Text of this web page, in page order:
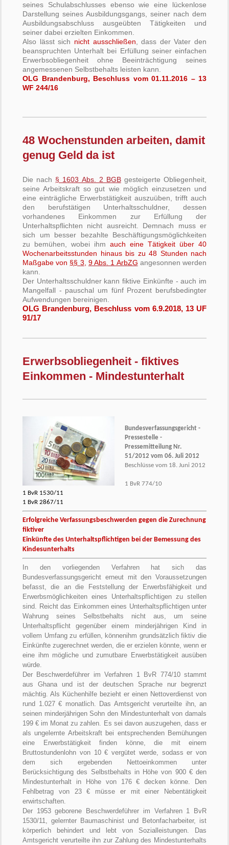
seines Schulabschlusses ebenso wie eine lückenlose
Darstellung seines Ausbildungsgangs, seiner nach dem
Ausbildungsabschluss ausgeübten Tätigkeiten und
seiner dabei erzielten Einkommen.
Also lässt sich nicht ausschließen , dass der Vater den
beanspruchten Unterhalt bei Erfüllung seiner einfachen
Erwerbsobliegenheit ohne Beeinträchtigung seines
angemessenen Selbstbehalts leisten kann.
OLG Brandenburg, Beschluss vom 01.11.2016 – 13
WF 244/16
48 Wochenstunden arbeiten, damit
genug Geld da ist
Die nach § 1603 Abs. 2 BGBgesteigerte Obliegenheit,
seine Arbeitskraft so gut wie möglich einzusetzen und
eine einträgliche Erwerbstätigkeit auszuüben, trifft auch
den berufstätigen Unterhaltsschuldner, dessen
vorhandenes Einkommen zur Erfüllung der
Unterhaltspflichten nicht ausreicht. Demnach muss er
sich um besser bezahlte Beschäftigungsmöglichkeiten
zu bemühen, wobei ihm auch eine Tätigkeit über 40
Wochenarbeitsstunden hinaus bis zu 48 Stunden nach
Maßgabe von §§ 3 9 Abs. 1 ArbZG angesonnen werden
kann.
Der Unterhaltsschuldner kann fiktive Einkünfte - auch im
Mangelfall - pauschal um fünf Prozent berufsbedingter
Aufwendungen bereinigen.
OLG Brandenburg, Beschluss vom 6.9.2018, 13 UF
91/17
Erwerbsobliegenheit - fiktives
Einkommen - Mindestunterhalt
Bundesverfassungsgericht -
Pressestelle -
Pressemitteilung Nr.
51/2012 vom 06. Juli 2012
Beschlüsse vom 18. Juni 2012
1 BvR 774/10
1 BvR 1530/11
1 BvR 2867/11
Erfolgreiche Verfassungsbeschwerden gegen die Zurechnung
fiktiver
Einkünfte des Unterhaltspflichtigen bei der Bemessung des
Kindesunterhalts
In den vorliegenden Verfahren hat sich das
Bundesverfassungsgericht erneut mit den Voraussetzungen
befasst, die an die Feststellung der Erwerbsfähigkeit und
Erwerbsmöglichkeiten eines Unterhaltspflichtigen zu stellen
sind. Reicht das Einkommen eines Unterhaltspflichtigen unter
Wahrung seines Selbstbehalts nicht aus, um seine
Unterhaltspflicht gegenüber einem minderjährigen Kind in
vollem Umfang zu erfüllen, könnenihm grundsätzlich fiktiv die
Einkünfte zugerechnet werden, die er erzielen könnte, wenn er
eine ihm mögliche und zumutbare Erwerbstätigkeit ausüben
würde.
Der Beschwerdeführer im Verfahren 1 BvR 774/10 stammt
aus Ghana und ist der deutschen Sprache nur begrenzt
mächtig. Als Küchenhilfe bezieht er einen Nettoverdienst von
rund 1.027 € monatlich. Das Amtsgericht verurteilte ihn, an
seinen minderjährigen Sohn den Mindestunterhalt von damals
199 € im Monat zu zahlen. Es sei davon auszugehen, dass er
als ungelernte Arbeitskraft bei entsprechenden Bemühungen
eine Erwerbstätigkeit finden könne, die mit einem
Bruttostundenlohn von 10 € vergütet werde, sodass er von
dem sich ergebenden Nettoeinkommen unter
Berücksichtigung des Selbstbehalts in Höhe von 900 € den
Mindestunterhalt in Höhe von 176 € decken könne. Den
Fehlbetrag von 23 € müsse er mit einer Nebentätigkeit
erwirtschaften.
Der 1953 geborene Beschwerdeführer im Verfahren 1 BvR
1530/11, gelernter Baumaschinist und Betonfacharbeiter, ist
körperlich behindert und lebt von Sozialleistungen. Das
Amtsgericht verurteilte ihn zur Zahlung des Mindestunterhalts